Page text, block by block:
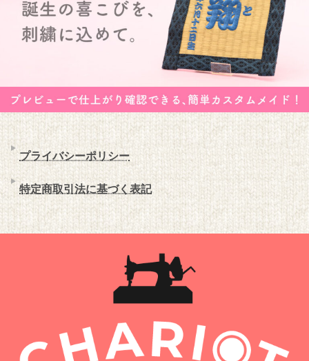
プライバシーポリシー
特定商取引法に基づく表記